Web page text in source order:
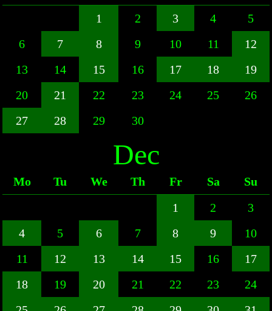
1
2 3 4
5
6
7 8 9 10 11
12
13
14 15 16 17 18
19
20
21 22 23 24 25
26
27
28 29 30
Dec
Mo Tu We Th Fr Sa
Su
1
2
3
4
5 6 7 8 9
10
11
12 13 14 15 16
17
18
19 20 21 22 23
24